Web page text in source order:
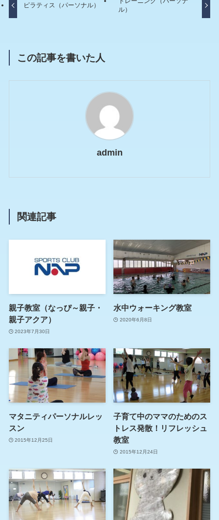
ピラティス（パーソナル）
ル）
この記事を書いた人
admin
関連記事
親子教室（なっぴ～親子・
親子アクア）
2023年7月30日
水中ウォーキング教室
2020年6月8日
マタニティパーソナルレッ
スン
2015年12月25日
子育て中のママのためのス
トレス発散！リフレッシュ
教室
2015年12月24日